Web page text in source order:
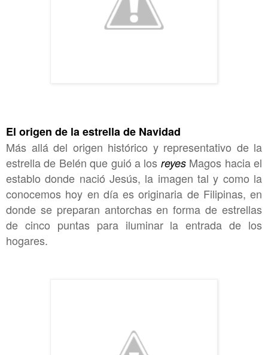
El origen de la estrella de Navidad
Más allá del origen histórico y representativo de la
estrella de Belén que guió a los reyesMagos hacia el
establo donde nació Jesús, la imagen tal y como la
conocemos hoy en día es originaria de Filipinas, en
donde se preparan antorchas en forma de estrellas
de cinco puntas para iluminar la entrada de los
hogares.